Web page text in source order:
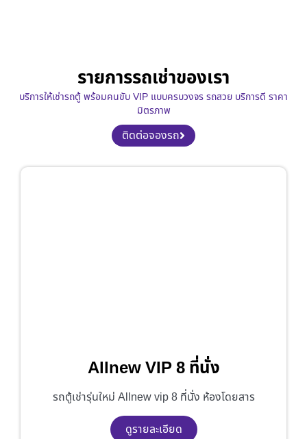
รายการรถเช่าของเรา
บริการให้เช่ารถตู้ พร้อมคนขับ VIP แบบครบวงจร รถสวย บริการดี ราคา
มิตรภาพ
ติดต่อจองรถ
Allnew VIP 8 ที่นั่ง
รถตู้เช่ารุ่นใหม่ Allnew vip 8 ที่นั่ง ห้องโดยสาร
ดูรายละเอียด